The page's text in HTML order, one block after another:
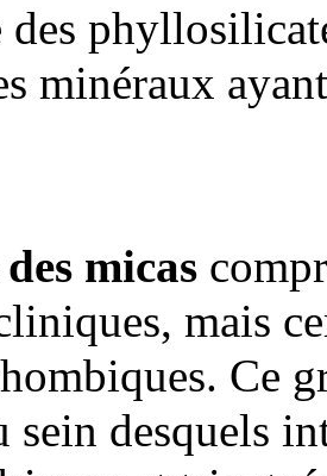
des
minéraux
micas
mais
Ce
sein desquels